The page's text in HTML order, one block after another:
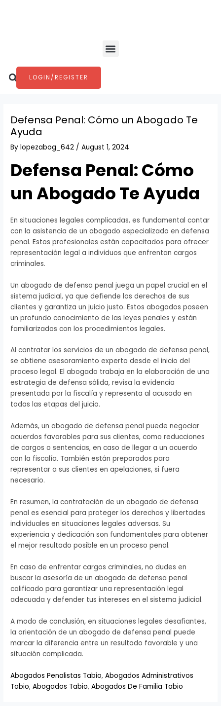
Menu
Search
LOGIN/REGISTER
Defensa Penal: Cómo un Abogado Te
Ayuda
Bylopezabog_642 /August 1, 2024
Defensa Penal: Cómo
un Abogado Te Ayuda
En situaciones legales complicadas, es fundamental contar
con la asistencia de un abogado especializado en defensa
penal. Estos profesionales están capacitados para ofrecer
representación legal a individuos que enfrentan cargos
criminales.
Un abogado de defensa penal juega un papel crucial en el
sistema judicial, ya que defiende los derechos de sus
clientes y garantiza un juicio justo. Estos abogados poseen
un profundo conocimiento de las leyes penales y están
familiarizados con los procedimientos legales.
Al contratar los servicios de un abogado de defensa penal,
se obtiene asesoramiento experto desde el inicio del
proceso legal. El abogado trabaja en la elaboración de una
estrategia de defensa sólida, revisa la evidencia
presentada por la fiscalía y representa al acusado en
todas las etapas del juicio.
Además, un abogado de defensa penal puede negociar
acuerdos favorables para sus clientes, como reducciones
de cargos o sentencias, en caso de llegar a un acuerdo
con la fiscalía. También están preparados para
representar a sus clientes en apelaciones, si fuera
necesario.
En resumen, la contratación de un abogado de defensa
penal es esencial para proteger los derechos y libertades
individuales en situaciones legales adversas. Su
experiencia y dedicación son fundamentales para obtener
el mejor resultado posible en un proceso penal.
En caso de enfrentar cargos criminales, no dudes en
buscar la asesoría de un abogado de defensa penal
calificado para garantizar una representación legal
adecuada y defender tus intereses en el sistema judicial.
A modo de conclusión, en situaciones legales desafiantes,
la orientación de un abogado de defensa penal puede
marcar la diferencia entre un resultado favorable y una
situación complicada.
Abogados Penalistas Tabio,Abogados Administrativos
Tabio,Abogados Tabio,Abogados De Familia Tabio